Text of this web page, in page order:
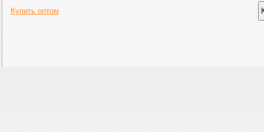
Купить оптом